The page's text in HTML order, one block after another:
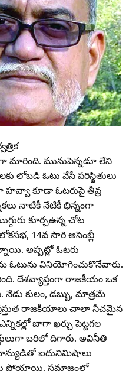
మారింది. మునుపెన్నడూ లేని
లోబడి ఓటు వేసే పరిస్థితులు
కూడా ఓటరుపై తీవ్ర
నాటికీ నేటికీ భిన్నంగా
కూర్చఉన్న చోట
లోకసభ, 14వ సారి అసెంబ్లీ
అప్పట్లో ఓటరు
ఓటును వినియోగించుకొనేవారు.
దేశవ్యాప్తంగా రాజకీయం ఒక
కులం, డబ్బు, మాత్రమే
రాజకీయాలు చాలా నీచమైన
బాగా ఖర్చు పెట్టగల
బరిలో దిగారు. అవినీతి
ఐదునిమిషాలు
పోయాయి. సమాజంలో